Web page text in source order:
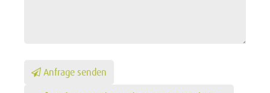
Anfrage senden